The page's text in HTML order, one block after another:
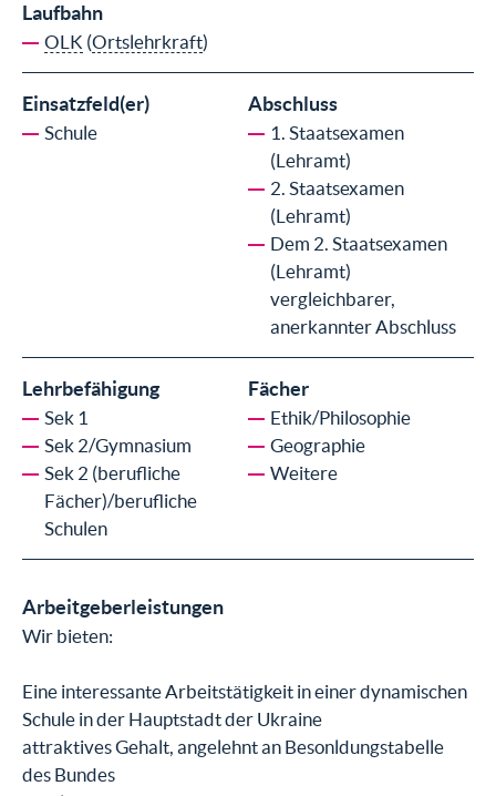
Laufbahn
OLK (Ortslehrkraft)
Einsatzfeld(er)
Schule
Abschluss
1. Staatsexamen
(Lehramt)
2. Staatsexamen
(Lehramt)
Dem 2. Staatsexamen
(Lehramt)
vergleichbarer,
anerkannter Abschluss
Lehrbefähigung
Sek 1
Sek 2/Gymnasium
Sek 2 (berufliche
Fächer)/berufliche
Schulen
Fächer
Ethik/Philosophie
Geographie
Weitere
Arbeitgeberleistungen
Wir bieten:
Eine interessante Arbeitstätigkeit in einer dynamischen
Schule in der Hauptstadt der Ukraine
attraktives Gehalt, angelehnt an Besonldungstabelle
des Bundes